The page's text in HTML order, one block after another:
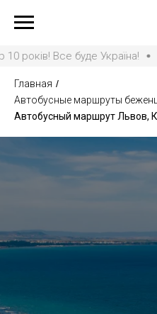
Все буде Україна!
Главная /
Автобусные маршруты
Автобусный маршрут Львов,